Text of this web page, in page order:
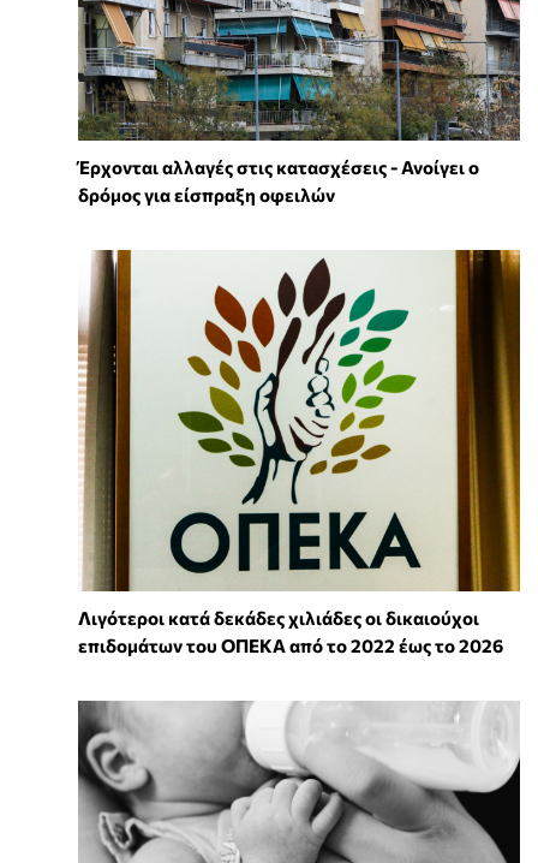
Έρχονται αλλαγές στις κατασχέσεις - Ανοίγει ο
δρόμος για είσπραξη οφειλών
Λιγότεροι κατά δεκάδες χιλιάδες οι δικαιούχοι
επιδομάτων του ΟΠΕΚΑ από το 2022 έως το 2026